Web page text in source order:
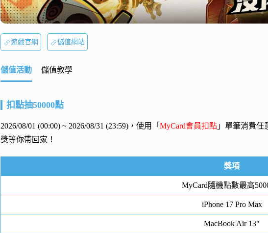
遊戲官網 儲值網站
儲值活動 儲值教學
扣點抽50000點
2026/08/01 (00:00) ~ 2026/08/31 (23:59)，使用「 MyCard會員扣點 」單筆消費任
獎等你帶回家！
獎項
MyCard隨機點數最高
iPhone 17 Pro Max
MacBook Air 13"